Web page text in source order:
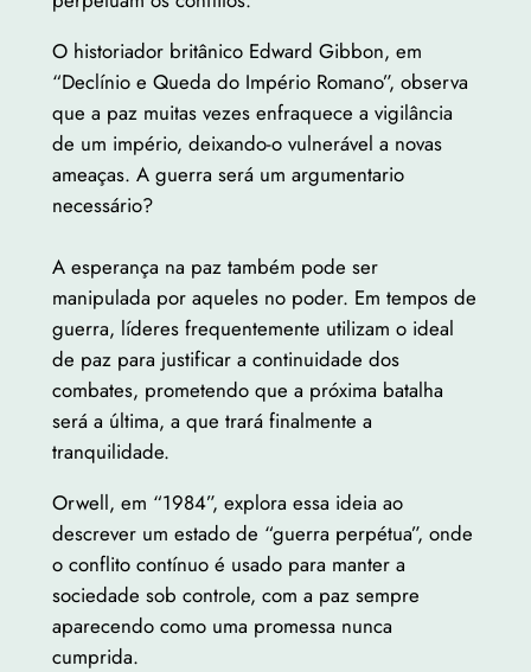
O historiador britânico Edward Gibbon, em
“Declínio e Queda do Império Romano”, observa
que a paz muitas vezes enfraquece a vigilância
de um império, deixando-o vulnerável a novas
ameaças. A guerra será um argumentario
necessário?
A esperança na paz também pode ser
manipulada por aqueles no poder. Em tempos de
guerra, líderes frequentemente utilizam o ideal
de paz para justificar a continuidade dos
combates, prometendo que a próxima batalha
será a última, a que trará finalmente a
tranquilidade.
Orwell, em “1984”, explora essa ideia ao
descrever um estado de “guerra perpétua”, onde
o conflito contínuo é usado para manter a
sociedade sob controle, com a paz sempre
aparecendo como uma promessa nunca
cumprida.